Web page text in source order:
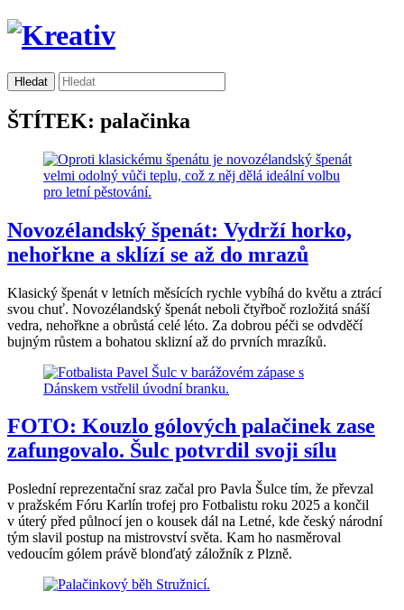
ŠTÍTEK: palačinka
Novozélandský špenát: Vydrží horko,
nehořkne a sklízí se až do mrazů
Klasický špenát v letních měsících rychle vybíhá do květu a ztrácí
svou chuť. Novozélandský špenát neboli čtyřboč rozložitá snáší
vedra, nehořkne a obrůstá celé léto. Za dobrou péči se odvděčí
bujným růstem a bohatou sklizní až do prvních mrazíků.
FOTO: Kouzlo gólových palačinek zase
zafungovalo. Šulc potvrdil svoji sílu
Poslední reprezentační sraz začal pro Pavla Šulce tím, že převzal
v pražském Fóru Karlín trofej pro Fotbalistu roku 2025 a končil
v úterý před půlnocí jen o kousek dál na Letné, kde český národní
tým slavil postup na mistrovství světa. Kam ho nasměroval
vedoucím gólem právě blonďatý záložník z Plzně.